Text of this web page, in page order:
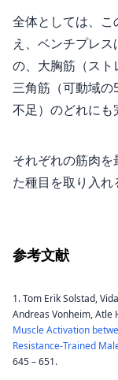
全体としては、
え、ベンチプレ
の、大胸筋（ス
三角筋（可動域の
不足）のどれにも
それぞれの筋肉
た種目を取り入れ
参考文献
Tom Erik Solstad,
Andreas Vonheim, Atle
Muscle Activation
Resistance-Trained
645 – 651.